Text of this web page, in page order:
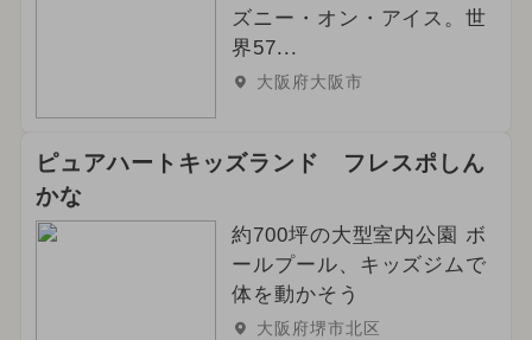
ズニー・オン・アイス。世
界57...
大阪府大阪市
ピュアハートキッズランド フレスポしん
かな
約700坪の大型室内公園 ボ
ールプール、キッズジムで
体を動かそう
大阪府堺市北区